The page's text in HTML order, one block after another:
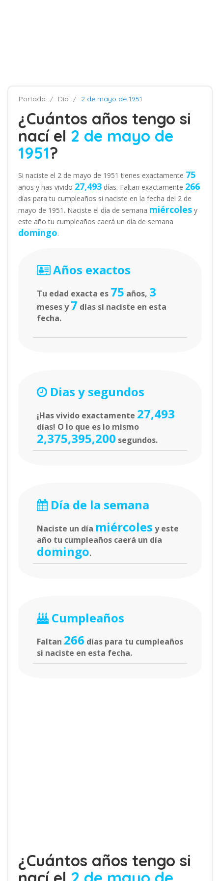
Portada Día 2 de mayo de 1951
¿Cuántos años tengo si
nací el 2 de mayo de
1951?
Si naciste el 2 de mayo de 1951 tienes exactamente 75
años y has vivido 27,493 días. Faltan exactamente 266
días para tu cumpleaños si naciste en la fecha del 2 de
mayo de 1951. Naciste el día de semana miércoles y
este año tu cumpleaños caerá un día de semana
domingo.
Años exactos
Tu edad exacta es 75 años, 3
meses y7 días si naciste en esta
fecha.
Dias y segundos
¡Has vivido exactamente 27,493
días! O lo que es lo mismo
2,375,395,200 segundos.
Día de la semana
Naciste un día miércoles y este
año tu cumpleaños caerá un día
domingo.
Cumpleaños
Faltan 266 días para tu cumpleaños
si naciste en esta fecha.
¿Cuántos años tengo si